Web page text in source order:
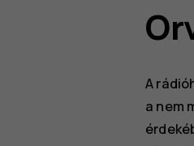
A
a nem